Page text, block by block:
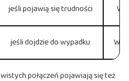
jeśli pojawią się trudności W
jeśli dojdzie do wypadku W
połączeń pojawiają się też